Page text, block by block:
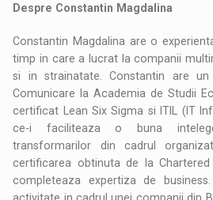
Despre Constantin Magdalina
Constantin Magdalina are o
timp in care a lucrat la companii
si in strainatate. Constantin are
Comunicare la Academia de Studii
certificat Lean Six Sigma si ITIL (IT
ce-i faciliteaza o buna
transformarilor din cadrul
certificarea obtinuta de la
completeaza expertiza de